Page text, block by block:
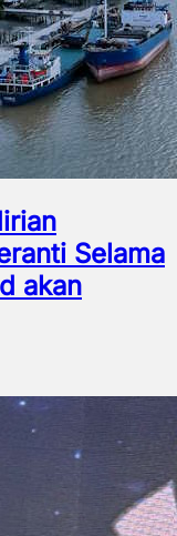
Selama
akan